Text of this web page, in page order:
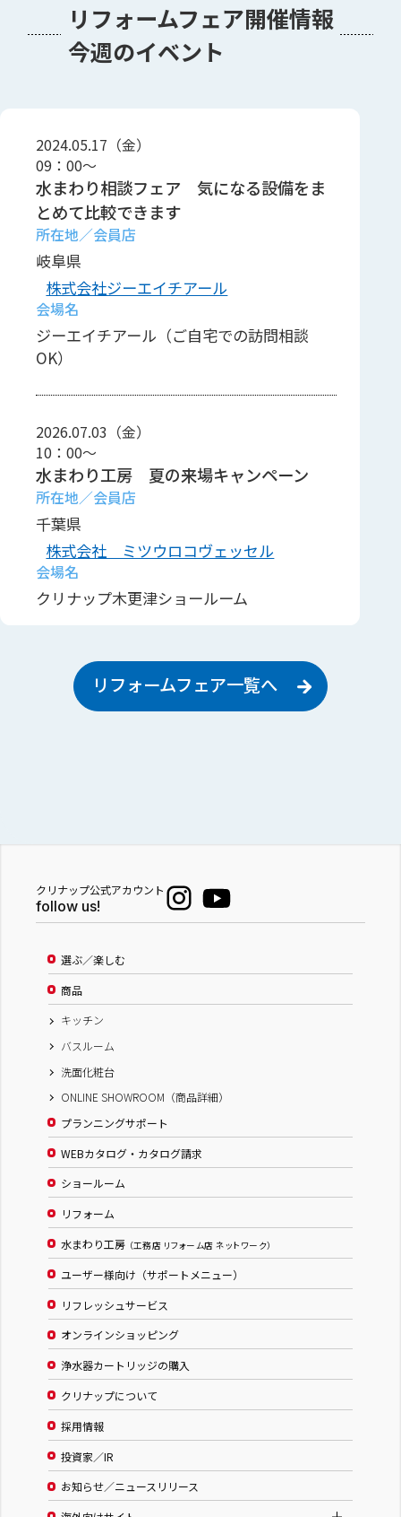
リフォームフェア開催情報
今週のイベント
2024.05.17（金）
09：00～
水まわり相談フェア 気になる設備をま
とめて比較できます
岐阜県
株式会社ジーエイチアール
ジーエイチアール（ご自宅での訪問相談
OK）
2026.07.03（金）
10：00～
水まわり工房 夏の来場キャンペーン
千葉県
株式会社 ミツウロコヴェッセル
クリナップ木更津ショールーム
リフォームフェア一覧へ
クリナップ公式アカウント
follow us!
選ぶ／楽しむ
商品
キッチン
バスルーム
洗面化粧台
ONLINE SHOWROOM（商品詳細）
プランニングサポート
WEBカタログ・カタログ請求
ショールーム
リフォーム
水まわり工房 （工務店 リフォーム店 ネットワーク）
ユーザー様向け（サポートメニュー）
リフレッシュサービス
オンラインショッピング
浄水器カートリッジの購入
クリナップについて
採用情報
投資家／IR
お知らせ／ニュースリリース